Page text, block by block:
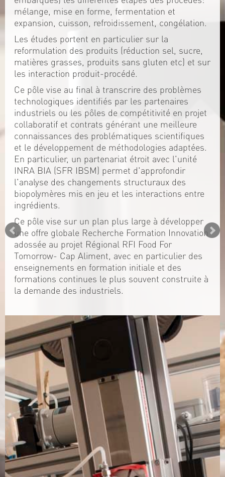
mélange, mise en forme, fermentation et
expansion, cuisson, refroidissement, congélation.
Les études portent en particulier sur la
reformulation des produits (réduction sel, sucre,
matières grasses, produits sans gluten etc) et sur
les interaction produit-procédé.
Ce pôle vise au final à transcrire des problèmes
technologiques identifiés par les partenaires
industriels ou les pôles de compétitivité en projet
collaboratif et contrats générant une meilleure
connaissances des problématiques scientifiques
et le développement de méthodologies adaptées.
En particulier, un partenariat étroit avec l'unité
INRA BIA (SFR IBSM) permet d'approfondir
l'analyse des changements structuraux des
biopolymères mis en jeu et les interactions entre
ingrédients.
Ce pôle vise sur un plan plus large à développer
une offre globale Recherche Formation Innovation
adossée au projet Régional RFI Food For
Tomorrow- Cap Aliment, avec en particulier des
enseignements en formation initiale et des
formations continues le plus souvent construite à
la demande des industriels.